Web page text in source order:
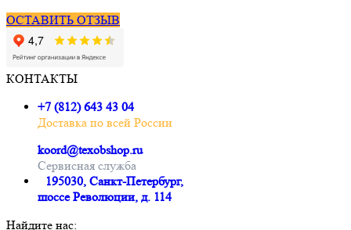
ОСТАВИТЬ ОТЗЫВ
КОНТАКТЫ
+7 (812) 643 43 04
Доставка по всей России
koord@texobshop.ru
Сервисная служба
195030, Санкт-Петербург,
шоссе Революции, д. 114
Найдите нас: